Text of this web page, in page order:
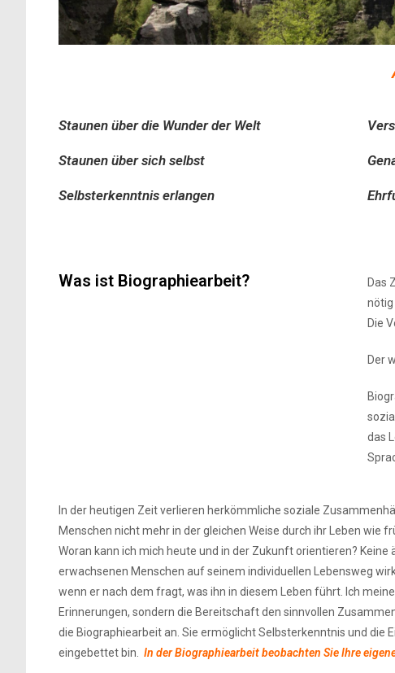
Alles Leben ist
Staunen über die Wunder der Welt
Staunen über sich selbst
Selbsterkenntnis erlangen
Was ist Biographiearbeit?
Das
nötig
Die
Der
das
In der heutigen Zeit verlieren herkömmliche soziale
Menschen nicht mehr in der gleichen Weise durch ihr Leben wie
Woran kann ich mich heute und in der Zukunft orientieren?
erwachsenen Menschen auf seinem individuellen Lebensweg
wenn er nach dem fragt, was ihn in diesem Leben führt. Ich
Erinnerungen, sondern die Bereitschaft den sinnvollen
die Biographiearbeit an. Sie ermöglicht Selbsterkenntnis und die
eingebettet bin. In der Biographiearbeit beobachten Sie Ihre